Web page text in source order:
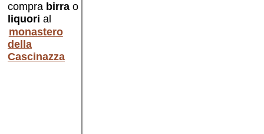
compra birra o
liquori al
monastero
della
Cascinazza